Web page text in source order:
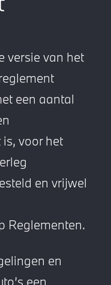
versie van het
een aantal
voor het
en vrijwel
Reglementen.
en
een